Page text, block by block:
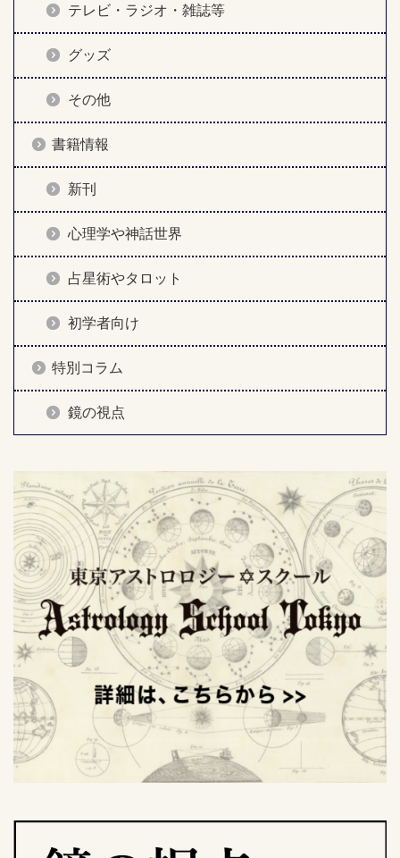
テレビ・ラジオ・雑誌等
グッズ
その他
書籍情報
新刊
心理学や神話世界
占星術やタロット
初学者向け
特別コラム
鏡の視点